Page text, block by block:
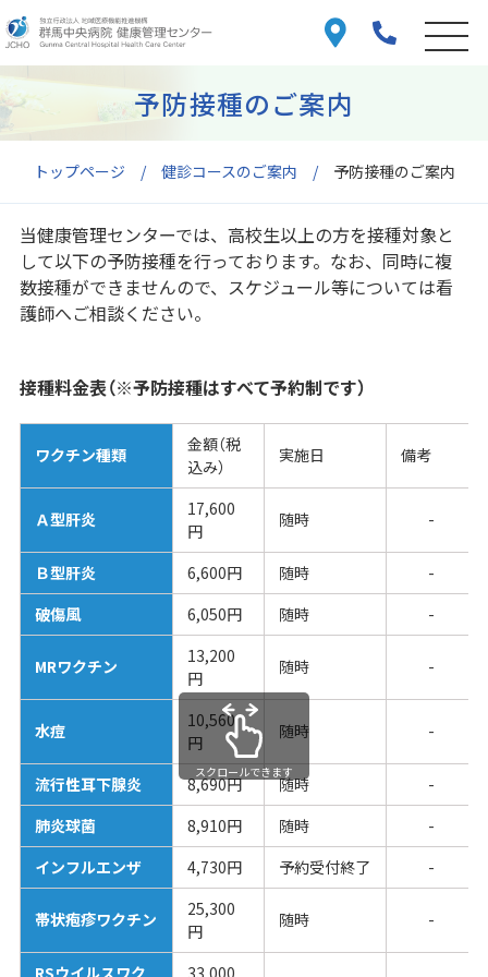
トップページ 健診コースのご案内 予防接種のご案内
予防接種のご案内
当健康管理センターでは、高校生以上の方を接種対象と
して以下の予防接種を行っております。なお、同時に複
数接種ができませんので、スケジュール等については看
護師へご相談ください。
接種料金表（※予防接種はすべて予約制です）
ワクチン種類
金額（税
込み）
実施日 備考
Ａ型肝炎
17,600
円
随時 -
Ｂ型肝炎 6,600円 随時
-
破傷風
6,050円 随時 -
MRワクチン
13,200
円
随時 -
水痘
10,560
円
随時 -
流行性耳下腺炎 8,690円 随時
-
肺炎球菌
8,910円 随時
-
インフルエンザ
4,730円 予約受付終了 -
帯状疱疹ワクチン
25,300
円
随時 -
RSウイルスワク 33,000
スクロールできます